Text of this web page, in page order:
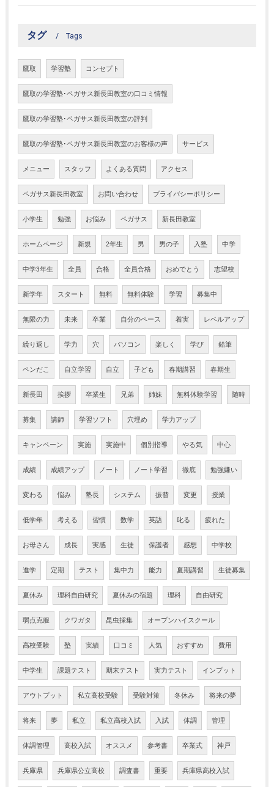
タグ Tags
鷹取 学習塾 コンセプト
鷹取の学習塾･ペガサス新長田教室の口コミ情報
鷹取の学習塾･ペガサス新長田教室の評判
鷹取の学習塾･ペガサス新長田教室のお客様の声 サービス
メニュー スタッフ よくある質問 アクセス
ペガサス新長田教室 お問い合わせ プライバシーポリシー
小学生 勉強 お悩み ペガサス 新長田教室
ホームページ 新規 2年生 男 男の子 入塾 中学
中学3年生 全員 合格 全員合格 おめでとう 志望校
新学年 スタート 無料 無料体験 学習 募集中
無限の力 未来 卒業 自分のペース 着実 レベルアップ
繰り返し 学力 穴 パソコン 楽しく 学び 鉛筆
ペンだこ 自立学習 自立 子ども 春期講習 春期生
新長田 挨拶 卒業生 兄弟 姉妹 無料体験学習 随時
募集 講師 学習ソフト 穴埋め 学力アップ
キャンペーン 実施 実施中 個別指導 やる気 中心
成績 成績アップ ノート ノート学習 徹底 勉強嫌い
変わる 悩み 塾長 システム 振替 変更 授業
低学年 考える 習慣 数学 英語 叱る 疲れた
お母さん 成長 実感 生徒 保護者 感想 中学校
進学 定期 テスト 集中力 能力 夏期講習 生徒募集
夏休み 理科自由研究 夏休みの宿題 理科 自由研究
弱点克服 クワガタ 昆虫採集 オープンハイスクール
高校受験 塾 実績 口コミ 人気 おすすめ 費用
中学生 課題テスト 期末テスト 実力テスト インプット
アウトプット 私立高校受験 受験対策 冬休み 将来の夢
将来 夢 私立 私立高校入試 入試 体調 管理
体調管理 高校入試 オススメ 参考書 卒業式 神戸
兵庫県 兵庫県公立高校 調査書 重要 兵庫県高校入試